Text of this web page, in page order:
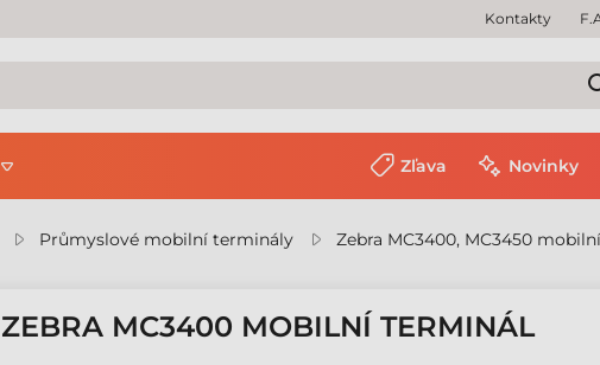
Kontakty
Zľava Novinky
Průmyslové mobilní terminály Zebra MC3400, MC3450
ZEBRA MC3400 MOBILNÍ TERMINÁL